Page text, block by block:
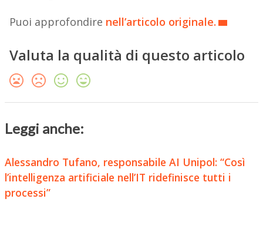
Puoi approfondire nell’articolo originale.
Valuta la qualità di questo articolo
Leggi anche:
Alessandro Tufano, responsabile AI Unipol: “Così
l’intelligenza artificiale nell’IT ridefinisce tutti i
processi”